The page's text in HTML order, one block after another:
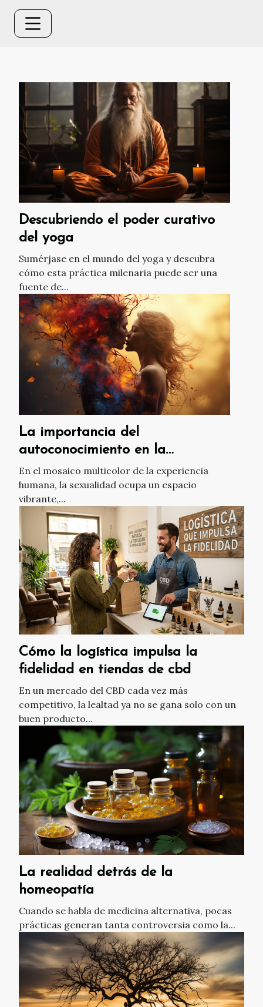
Cómo la logística impulsa la
fidelidad en tiendas de cbd
En un mercado del CBD cada vez más
competitivo, la lealtad ya no se gana solo con un
buen producto...
La realidad detrás de la
homeopatía
Cuando se habla de medicina alternativa, pocas
prácticas generan tanta controversia como la...
Descubriendo el poder curativo
del yoga
Sumérjase en el mundo del yoga y descubra
cómo esta práctica milenaria puede ser una
fuente de...
La importancia del
autoconocimiento en la
sexualidad
En el mosaico multicolor de la experiencia
humana, la sexualidad ocupa un espacio
vibrante,...